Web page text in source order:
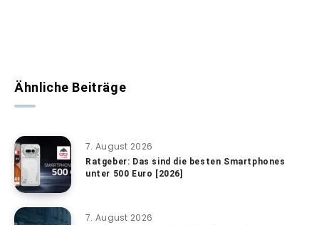
Ähnliche Beiträge
7. August 2026
Ratgeber: Das sind die besten Smartphones
unter 500 Euro [2026]
7. August 2026